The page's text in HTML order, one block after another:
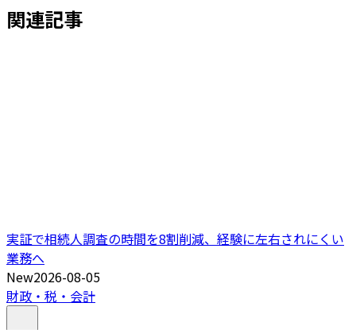
関連記事
実証で相続人調査の時間を8割削減、経験に左右されにくい
業務へ
New2026-08-05
財政・税・会計